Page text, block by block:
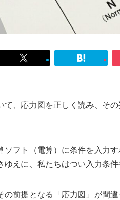
て、応力図を正しく読み、そ
ソフト（電算）に条件を入力
ゆえに、私たちはつい入力条
の前提となる「応力図」が間